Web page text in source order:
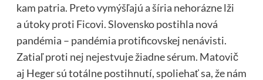
kam patria. Preto vymýšľajú a šíria nehorázne lži
a útoky proti Ficovi. Slovensko postihla nová
pandémia – pandémia protificovskej nenávisti.
Zatiaľ proti nej nejestvuje žiadne sérum. Matovič
aj Heger sú totálne postihnutí, spoliehať sa, že nám